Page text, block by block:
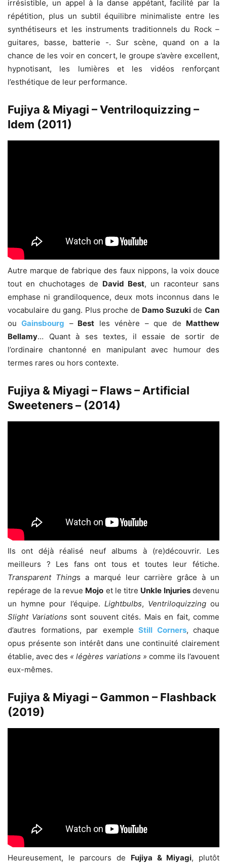
irrésistible, un appel à la danse appétant, facilité par la
répétition, plus un subtil équilibre minimaliste entre les
synthétiseurs et les instruments traditionnels du Rock –
guitares, basse, batterie -. Sur scène, quand on a la
chance de les voir en concert, le groupe s’avère excellent,
hypnotisant, les lumières et les vidéos renforçant
l’esthétique de leur performance.
Fujiya & Miyagi – Ventriloquizzing –
Idem (2011)
Autre marque de fabrique des faux nippons, la voix douce
tout en chuchotages de David Best, un raconteur sans
emphase ni grandiloquence, deux mots inconnus dans le
vocabulaire du gang. Plus proche de Damo SuzukideCan
ouGainsbourg –Best les vénère – que de Matthew
Bellamy… Quant à ses textes, il essaie de sortir de
l’ordinaire chantonné en manipulant avec humour des
termes rares ou hors contexte.
Fujiya & Miyagi – Flaws – Artificial
Sweeteners – (2014)
Ils ont déjà réalisé neuf albums à (re)découvrir. Les
meilleurs ? Les fans ont tous et toutes leur fétiche.
Transparent Things a marqué leur carrière grâce à un
repérage de la revue Mojo et le titre Unkle Injuriesdevenu
un hymne pour l’équipe. Lightbulbs, Ventriloquizzingou
Slight Variations sont souvent cités. Mais en fait, comme
d’autres formations, par exemple Still Corners, chaque
opus présente son intérêt dans une continuité clairement
établie, avec des « légères variations » comme ils l’avouent
eux-mêmes.
Fujiya & Miyagi – Gammon – Flashback
(2019)
Heureusement, le parcours de Fujiya & Miyagi, plutôt